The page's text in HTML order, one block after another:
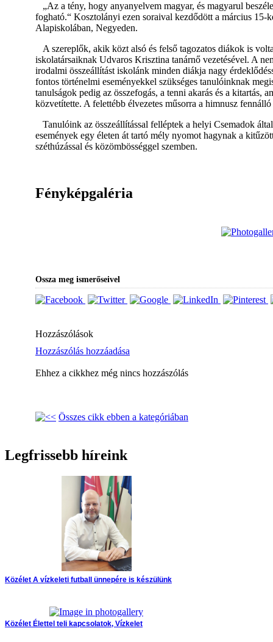
„Az a tény, hogy anyanyelvem magyar, és magyarul
fogható.“ Kosztolányi ezen soraival kezdődött a március
Alapiskolában, Negyeden.
A szereplők, akik közt alsó és felső tagozatos diákok is
iskolatársaiknak Udvaros Krisztina tanárnő vezetésével. A
irodalmi összeállítást iskolánk minden diákja nagy
fontos történelmi eseményekkel szükséges tanulóinknak
tanulságok pedig az összefogás, a tenni akarás és a kitartás,
közvetítette. A felettébb élvezetes műsorra a himnusz
Tanulóink az összeállítással felléptek a helyi Csemadok
események egy életen át tartó mély nyomot hagynak a
széthúzással és közömbösséggel szemben.
Fényképgaléria
Ossza meg ismerőseivel
Hozzászólások
Hozzászólás hozzáadása
Ehhez a cikkhez még nincs hozzászólás
Összes cikk ebben a kategóriában
Legfrissebb híreink
Közélet A vízkeleti futball ünnepére is készülünk
Közélet Élettel teli kapcsolatok, Vízkelet